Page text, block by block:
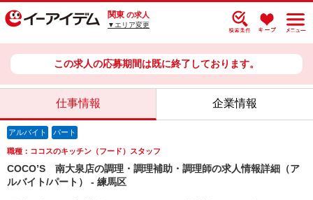
関東 の求人
▼エリア変更
この求人の応募期間は既に終了しております。
仕事情報 企業情報
アルバイト パート
職種：ココスのキッチン（フード）スタッフ
COCO’S 南大泉店の調理・調理補助・調理師の求人情報詳細（ア
ルバイト/パート） - 練馬区